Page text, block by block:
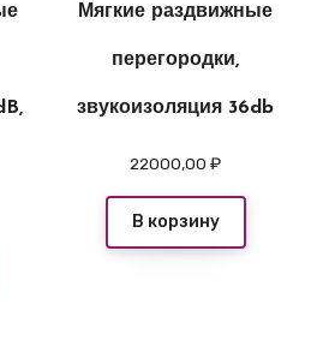
Мягкие раздвижные
перегородки,
звукоизоляция 36db
22000,00₽
В корзину